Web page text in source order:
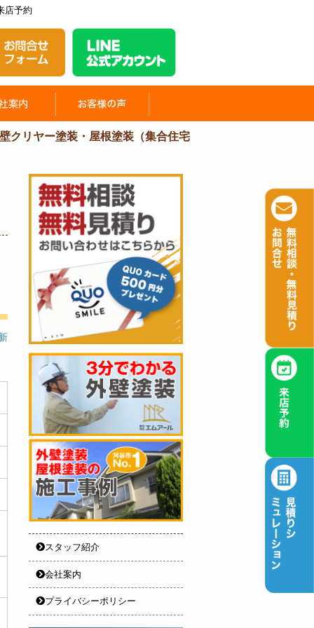
店予約
クリヤー塗装・屋根塗装（集合住宅
スタッフ紹介
会社案内
プライバシーポリシー